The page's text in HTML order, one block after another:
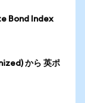
Bond Index
から 英ポ